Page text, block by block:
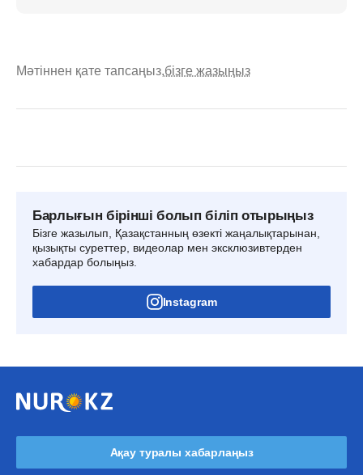
Мәтіннен қате тапсаңыз,бізге жазыңыз
Барлығын бірінші болып біліп отырыңыз
Бізге жазылып, Қазақстанның өзекті жаңалықтарынан,
қызықты суреттер, видеолар мен эксклюзивтерден
хабардар болыңыз.
Instagram
Ақау туралы хабарлаңыз